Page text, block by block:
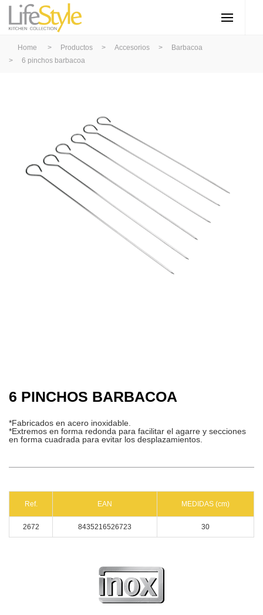
Home > Productos > Accesorios >
Barbacoa
>
6 pinchos barbacoa
6 PINCHOS BARBACOA
*Fabricados en acero inoxidable.
*Extremos en forma redonda para facilitar el agarre y secciones
en forma cuadrada para evitar los desplazamientos.
Ref. EAN MEDIDAS (cm)
2672 8435216526723 30